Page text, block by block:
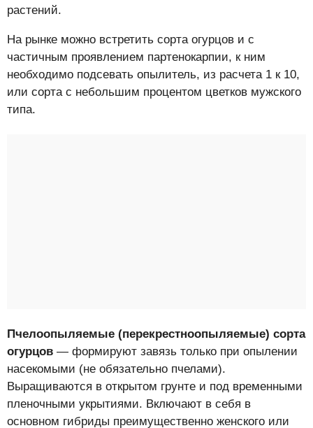
растений.
На рынке можно встретить сорта огурцов и с
частичным проявлением партенокарпии, к ним
необходимо подсевать опылитель, из расчета 1 к 10,
или сорта с небольшим процентом цветков мужского
типа.
Пчелоопыляемые (перекрестноопыляемые) сорта
огурцов — формируют завязь только при опылении
насекомыми (не обязательно пчелами).
Выращиваются в открытом грунте и под временными
пленочными укрытиями. Включают в себя в
основном гибриды преимущественно женского или